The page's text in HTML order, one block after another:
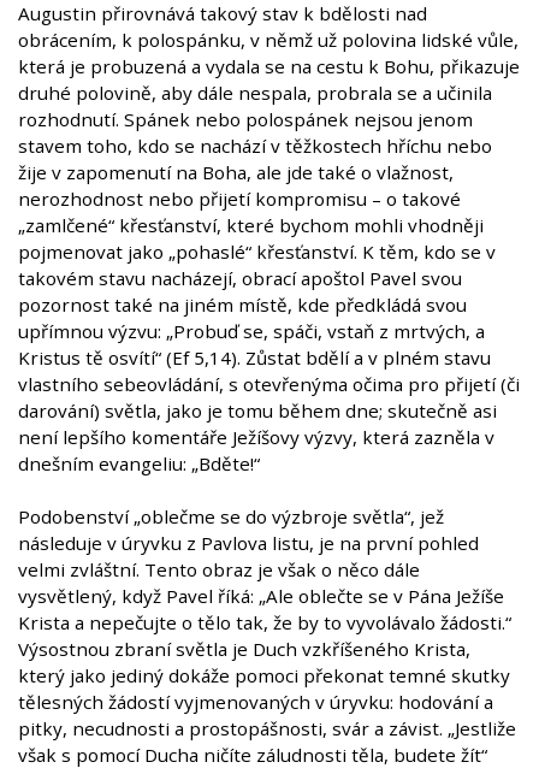
Augustin přirovnává takový stav k bdělosti nad
obrácením, k polospánku, v němž už polovina lidské vůle,
která je probuzená a vydala se na cestu k Bohu, přikazuje
druhé polovině, aby dále nespala, probrala se a učinila
rozhodnutí. Spánek nebo polospánek nejsou jenom
stavem toho, kdo se nachází v těžkostech hříchu nebo
žije v zapomenutí na Boha, ale jde také o vlažnost,
nerozhodnost nebo přijetí kompromisu – o takové
„zamlčené“ křesťanství, které bychom mohli vhodněji
pojmenovat jako „pohaslé“ křesťanství. K těm, kdo se v
takovém stavu nacházejí, obrací apoštol Pavel svou
pozornost také na jiném místě, kde předkládá svou
upřímnou výzvu: „Probuď se, spáči, vstaň z mrtvých, a
Kristus tě osvítí“ (Ef 5,14). Zůstat bdělí a v plném stavu
vlastního sebeovládání, s otevřenýma očima pro přijetí (či
darování) světla, jako je tomu během dne; skutečně asi
není lepšího komentáře Ježíšovy výzvy, která zazněla v
dnešním evangeliu: „Bděte!“
Podobenství „oblečme se do výzbroje světla“, jež
následuje v úryvku z Pavlova listu, je na první pohled
velmi zvláštní. Tento obraz je však o něco dále
vysvětlený, když Pavel říká: „Ale oblečte se v Pána Ježíše
Krista a nepečujte o tělo tak, že by to vyvolávalo žádosti.“
Výsostnou zbraní světla je Duch vzkříšeného Krista,
který jako jediný dokáže pomoci překonat temné skutky
tělesných žádostí vyjmenovaných v úryvku: hodování a
pitky, necudnosti a prostopášnosti, svár a závist. „Jestliže
však s pomocí Ducha ničíte záludnosti těla, budete žít“